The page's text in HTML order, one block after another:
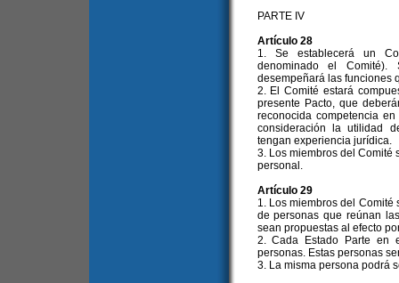
PARTE IV
Artículo 28
1. Se establecerá un
denominado el Comité).
desempeñará las funciones
2. El Comité estará
presente Pacto, que
reconocida competencia
consideración la utilidad
tengan experiencia jurídica.
3. Los miembros del Comité
personal.
Artículo 29
1. Los miembros del
de personas que reúnan
sean propuestas al efecto
2. Cada Estado Parte en
personas. Estas personas
3. La misma persona podrá